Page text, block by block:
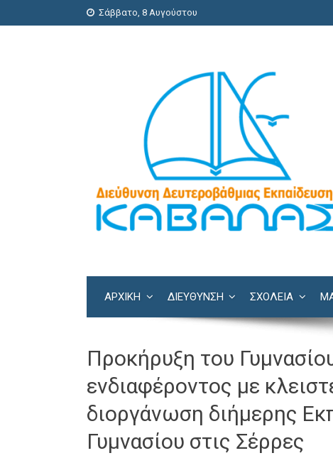
Σάββατο, 8 Αυγούστου
ΑΡΧΙΚΗ ΔΙΕΎΘΥΝΣΗ ΣΧΟΛΕΊΑ
Προκήρυξη του
ενδιαφέροντος με
διοργάνωση διήμερης
Γυμνασίου στις Σέρρες